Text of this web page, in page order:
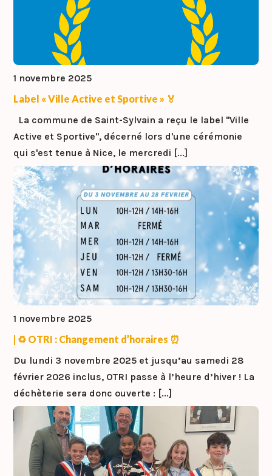
1 novembre 2025
Label « Ville Active et Sportive » 🏅
La commune de Saint-Sylvain a reçu le label ''Ville
Active et Sportive'', décerné lors d'une cérémonie
qui s'est tenue à Nice, le mercredi [...]
1 novembre 2025
| ♻️ OTRI : Changement d’horaires ⏰
Du lundi 3 novembre 2025 et jusqu’au samedi 28
février 2026 inclus, OTRI passe à l’heure d’hiver ! La
déchèterie sera donc ouverte : [...]